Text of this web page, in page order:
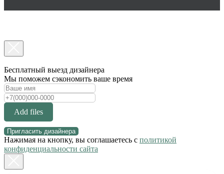
Бесплатный выезд дизайнера
Мы поможем сэкономить ваше время
Add files
Пригласить дизайнера
Нажимая на кнопку, вы соглашаетесь с политикой
конфиденциальности сайта